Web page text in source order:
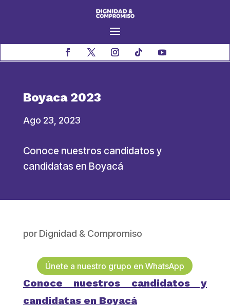
Boyaca 2023
Ago 23, 2023
Conoce nuestros candidatos y
candidatas en Boyacá
porDignidad & Compromiso
Únete a nuestro grupo en WhatsApp
Conoce nuestros candidatos y
candidatas en Boyacá